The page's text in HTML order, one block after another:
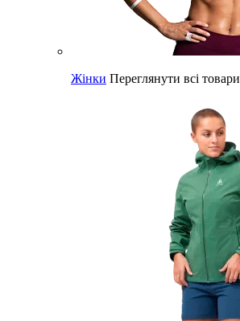
Жінки Переглянути всі товари